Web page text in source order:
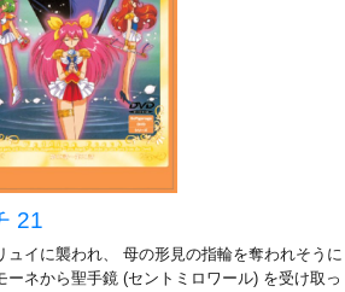
21
ュイに襲われ、 母の形見の指輪を奪われそうに
ーネから聖手鏡 (セントミロワール) を受け取っ